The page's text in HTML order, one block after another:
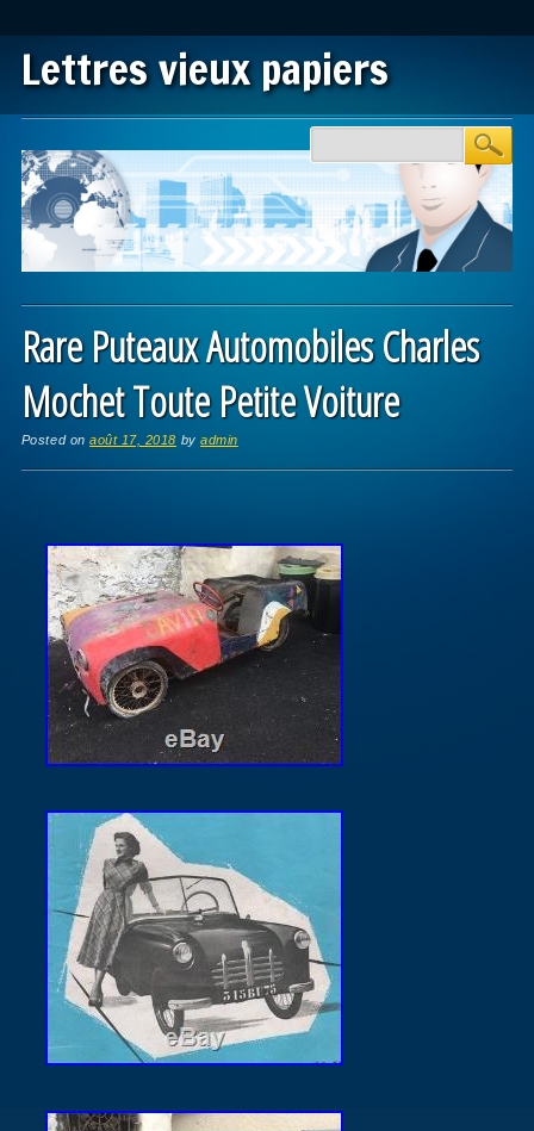
Lettres vieux papiers
Main menu
Rare Puteaux Automobiles Charles
Mochet Toute Petite Voiture
Posted onaoût 17, 2018 byadmin